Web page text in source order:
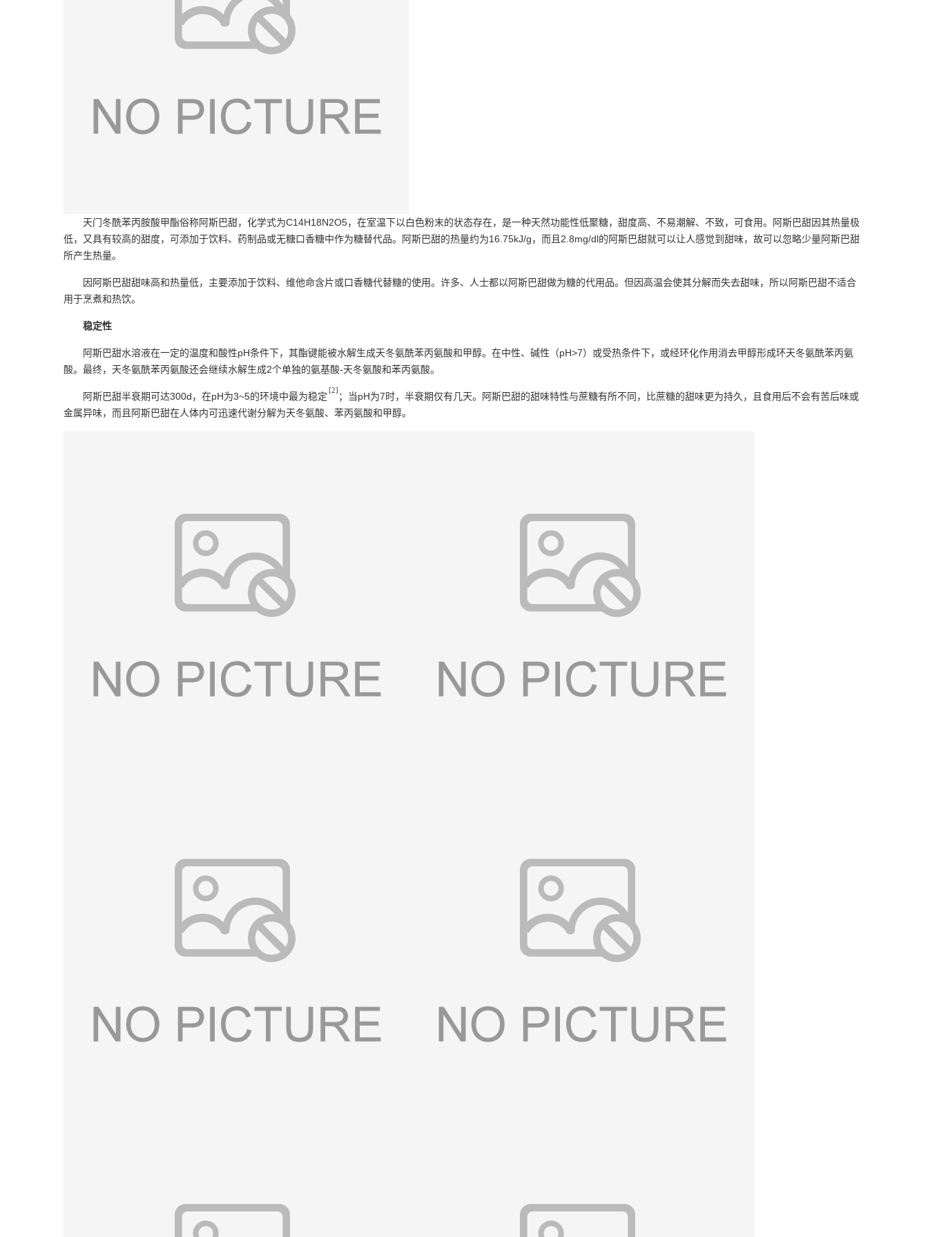
天门冬酰苯丙胺酸甲酯俗称阿斯巴甜，化学式为C14H18N2O5，在室温下以白色粉末的状态存在，是一种天然功能性低聚糖，甜度高、不易潮解、不致，可食用。阿斯巴甜因其热量极
低，又具有较高的甜度，可添加于饮料、药制品或无糖口香糖中作为糖替代品。阿斯巴甜的热量约为16.75kJ/g，而且2.8mg/dl的阿斯巴甜就可以让人感觉到甜味，故可以忽略少量阿斯巴甜
所产生热量。
因阿斯巴甜甜味高和热量低，主要添加于饮料、维他命含片或口香糖代替糖的使用。许多、人士都以阿斯巴甜做为糖的代用品。但因高温会使其分解而失去甜味，所以阿斯巴甜不适合
用于烹煮和热饮。
稳定性
阿斯巴甜水溶液在一定的温度和酸性pH条件下，其酯键能被水解生成天冬氨酰苯丙氨酸和甲醇。在中性、碱性（pH>7）或受热条件下，或经环化作用消去甲醇形成环天冬氨酰苯丙氨
酸。最终，天冬氨酰苯丙氨酸还会继续水解生成2个单独的氨基酸-天冬氨酸和苯丙氨酸。
阿斯巴甜半衰期可达300d，在pH为3~5的环境中最为稳定
[2]
；当pH为7时，半衰期仅有几天。阿斯巴甜的甜味特性与蔗糖有所不同，比蔗糖的甜味更为持久，且食用后不会有苦后味或
金属异味，而且阿斯巴甜在人体内可迅速代谢分解为天冬氨酸、苯丙氨酸和甲醇。